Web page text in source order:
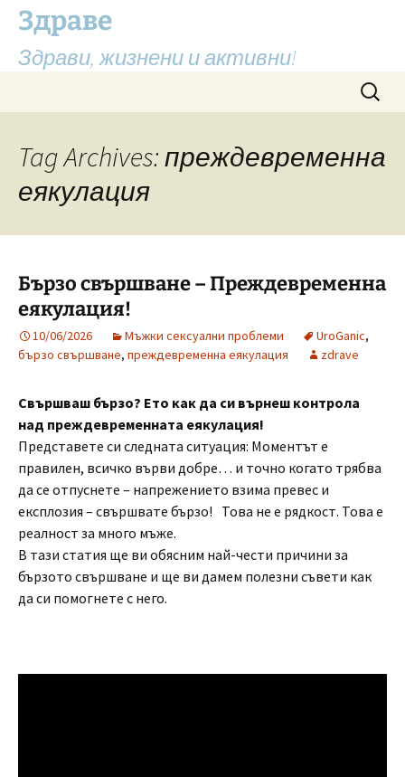
Здраве
Здрави, жизнени и активни!
Search
for:
Tag Archives: преждевременна
еякулация
Бързо свършване – Преждевременна
еякулация!
10/06/2026 Мъжки сексуални проблеми UroGanic,
бързо свършване, преждевременна еякулация zdrave
Свършваш бързо? Ето как да си върнеш контрола
над преждевременната еякулация!
Представете си следната ситуация: Mоментът е
правилен, всичко върви добре… и точно когато трябва
да се отпуснете – напрежението взима превес и
експлозия – свършвате бързо! Това не е рядкост. Това е
реалност за много мъже.
В тази статия ще ви обясним най-чести причини за
бързото свършване и ще ви дамем полезни съвети как
да си помогнете с него.